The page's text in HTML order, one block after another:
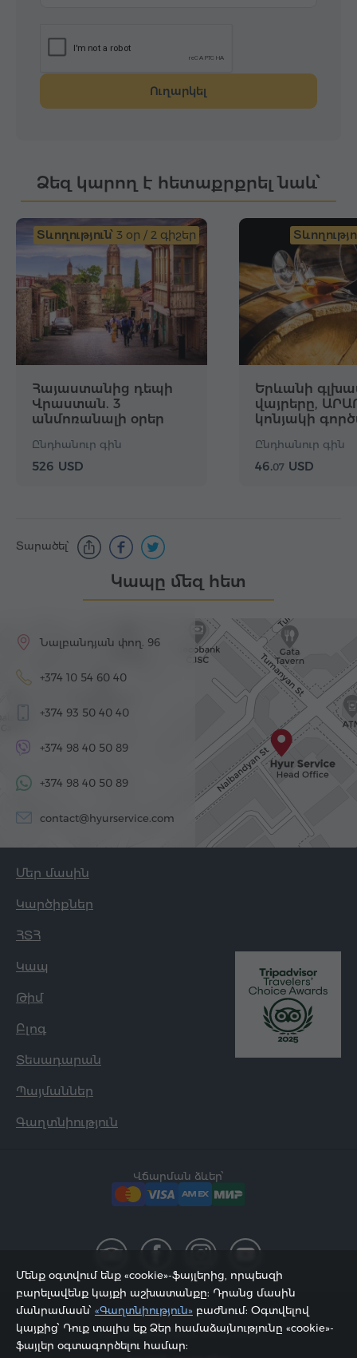
Ուղարկել
Ձեզ կարող է հետաքրքրել նաև՝
Տևողություն՝ 3 օր / 2 գիշեր
Հայաստանից դեպի
Վրաստան. 3
անմոռանալի օրեր
Ընդհանուր գին
526 USD
Երևանի
վայրերը,
կոնյակի
փաթեթ
Ընդհանուր գին
46.07 USD
Տարածել՝
Կապը մեզ հետ
Նալբանդյան փող. 96
+374 10 54 60 40
+374 93 50 40 40
+374 98 40 50 89
+374 98 40 50 89
contact@hyurservice.com
Մեր մասին
Կարծիքներ
ՀՏՀ
Կապ
Թիմ
Բլոգ
Տեսադարան
Պայմաններ
Գաղտնիություն
Վճարման ձևեր՝
2002 - 2026, © «Հյուր Սերվիս» ՍՊԸ;
Էջը թարմացվել է 08.08.2026
Մենք օգտվում ենք «cookie»-ֆայլերից, որպեսզի
բարելավենք կայքի աշխատանքը: Դրանց մասին
մանրամասն՝ «Գաղտնիություն» բաժնում: Օգտվելով
կայքից՝ Դուք տալիս եք Ձեր համաձայնությունը «cookie»-
ֆայլեր օգտագործելու համար: